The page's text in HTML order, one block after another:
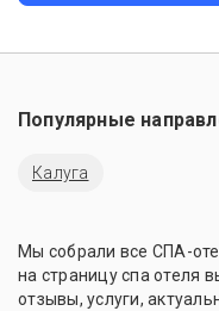
Популярные
Калуга
Мы собрали все СПА-
на страницу спа отеля
отзывы, услуги,